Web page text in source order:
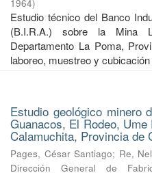
1964)
Estudio técnico del Banco
(B.I.R.A.) sobre la Mina
Departamento La Poma,
laboreo, muestreo y
Estudio geológico minero
Guanacos, El Rodeo,
Calamuchita, Provincia de
Pages, César Santiago; Re,
Dirección General de